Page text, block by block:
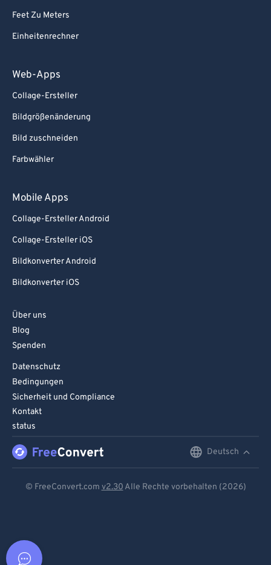
Feet Zu Meters
Einheitenrechner
Web-Apps
Collage-Ersteller
Bildgrößenänderung
Bild zuschneiden
Farbwähler
Mobile Apps
Collage-Ersteller Android
Collage-Ersteller iOS
Bildkonverter Android
Bildkonverter iOS
Über uns
Blog
Spenden
Datenschutz
Bedingungen
Sicherheit und Compliance
Kontakt
status
Deutsch
© FreeConvert.com v2.30 Alle Rechte vorbehalten (2026)